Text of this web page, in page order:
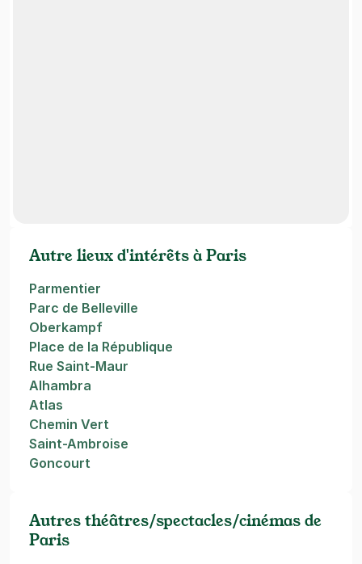
Autre lieux d'intérêts à Paris
Parmentier
Parc de Belleville
Oberkampf
Place de la République
Rue Saint-Maur
Alhambra
Atlas
Chemin Vert
Saint-Ambroise
Goncourt
Autres théâtres/spectacles/cinémas de
Paris